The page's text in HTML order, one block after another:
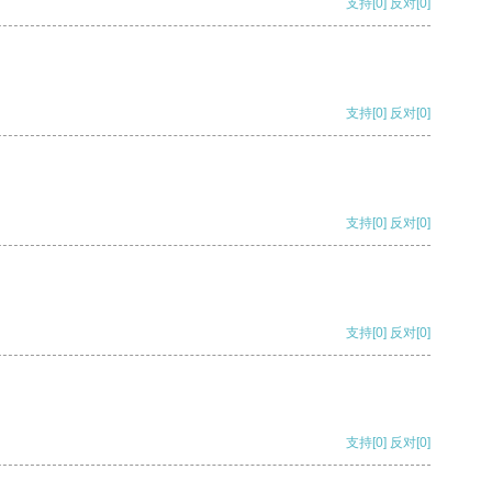
支持 [0] 反对 [0]
支持[0] 反对[0]
支持[0] 反对[0]
支持[0] 反对[0]
支持[0] 反对[0]